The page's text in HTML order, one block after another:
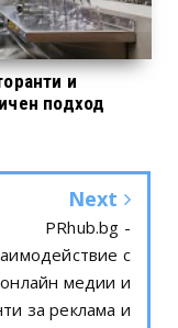
и
подход
Next
PRhub.bg -
с
онлайн медии и
за реклама и